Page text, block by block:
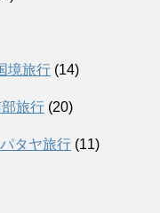
境旅行 (14)
旅行 (20)
タヤ旅行 (11)